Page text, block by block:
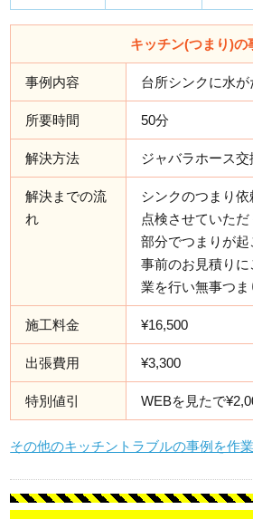
キッチン(つまり)の
事例内容 台所シンクに水が
所要時間 50分
解決方法 ジャバラホース交
解決までの流
れ
シンクのつまり
点検させていた
部分でつまりが起
事前のお見積り
業を行い無事つま
施工料金 ¥16,500
出張費用 ¥3,300
特別値引 WEBを見たで
その他のキッチントラブルの事例を作